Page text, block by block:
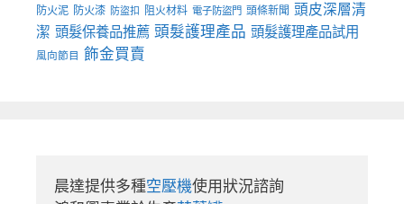
防火泥 防火漆 防盜扣 阻火材料 電子防盜門 頭條新聞 頭皮深層清
潔 頭髮保養品推薦 頭髮護理產品 頭髮護理產品試用
風向節目 飾金買賣
晨達提供多種空壓機使用狀況諮詢